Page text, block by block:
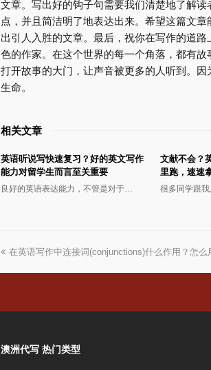
文章。写出好的钩子句需要我们清楚地了解
点，并且简洁明了地表达出来。希望这篇文
出引人入胜的文章。最后，祝你在写作的道
色的作家。在这个世界的每一个角落，都有
打开故事的大门，让声音被更多的人听到。
生命。
相关文章
英语听说写快速复习？好的英文写作
能力对留学生而言至关重要
良好的英语表达能力，不管是对于…
文献不会？
里跑，速速
很多同学跟
上
章:
在英语写作中连接词(conjunctions)什么作用？怎么
澳洲代写 热门类型